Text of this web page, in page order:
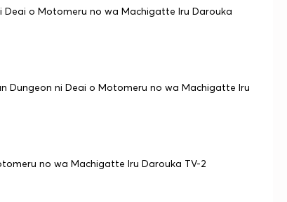
o Motomeru no wa Machigatte Iru Darouka
Dungeon ni Deai o Motomeru no wa Machigatte Iru
no wa Machigatte Iru Darouka TV-2